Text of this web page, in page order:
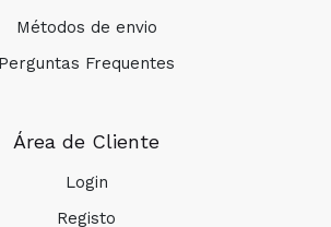
Métodos de envio
Perguntas Frequentes
Área de Cliente
Login
Registo